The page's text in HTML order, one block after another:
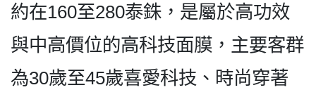
約在160至280泰銖，是屬於高功效
與中高價位的高科技面膜，主要客群
為30歲至45歲喜愛科技、時尚穿著